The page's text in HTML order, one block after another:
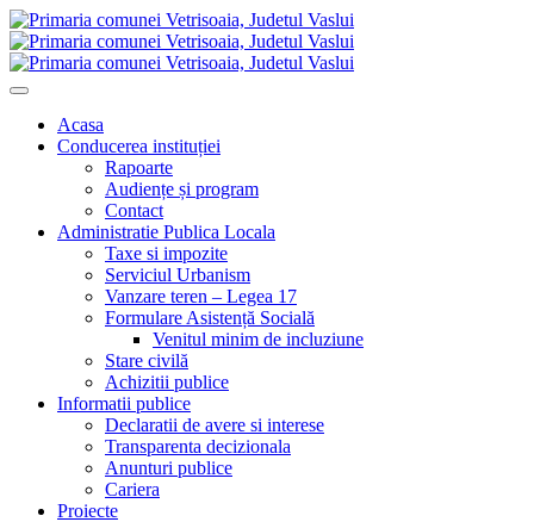
Acasa
Conducerea instituției
Rapoarte
Audiențe și program
Contact
Administratie Publica Locala
Taxe si impozite
Serviciul Urbanism
Vanzare teren – Legea 17
Formulare Asistență Socială
Venitul minim de incluziune
Stare civilă
Achizitii publice
Informatii publice
Declaratii de avere si interese
Transparenta decizionala
Anunturi publice
Cariera
Proiecte